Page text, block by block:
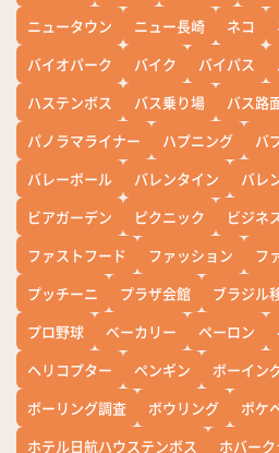
ニュータウン
ニュー長崎 ネコ
バイオパーク
バイク バイパス
ハステンボス
バス乗り場 バス路
パノラマライナー
ハプニング バ
バレーボール
バレンタイン バレ
ビアガーデン
ピクニック ビジネ
ファストフード
ファッション フ
プッチーニ
プラザ会館 ブラジル
プロ野球
ベーカリー ペーロン
ヘリコプター
ペンギン ボーイン
ボーリング調査
ボウリング ポケ
ホテル日航ハウステンボス
ホバー